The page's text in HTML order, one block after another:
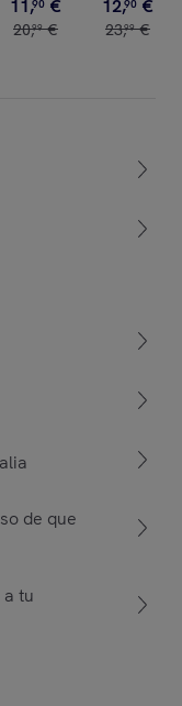
11,90 €
20,99 €
12,90 €
23,99 €
de que
tu